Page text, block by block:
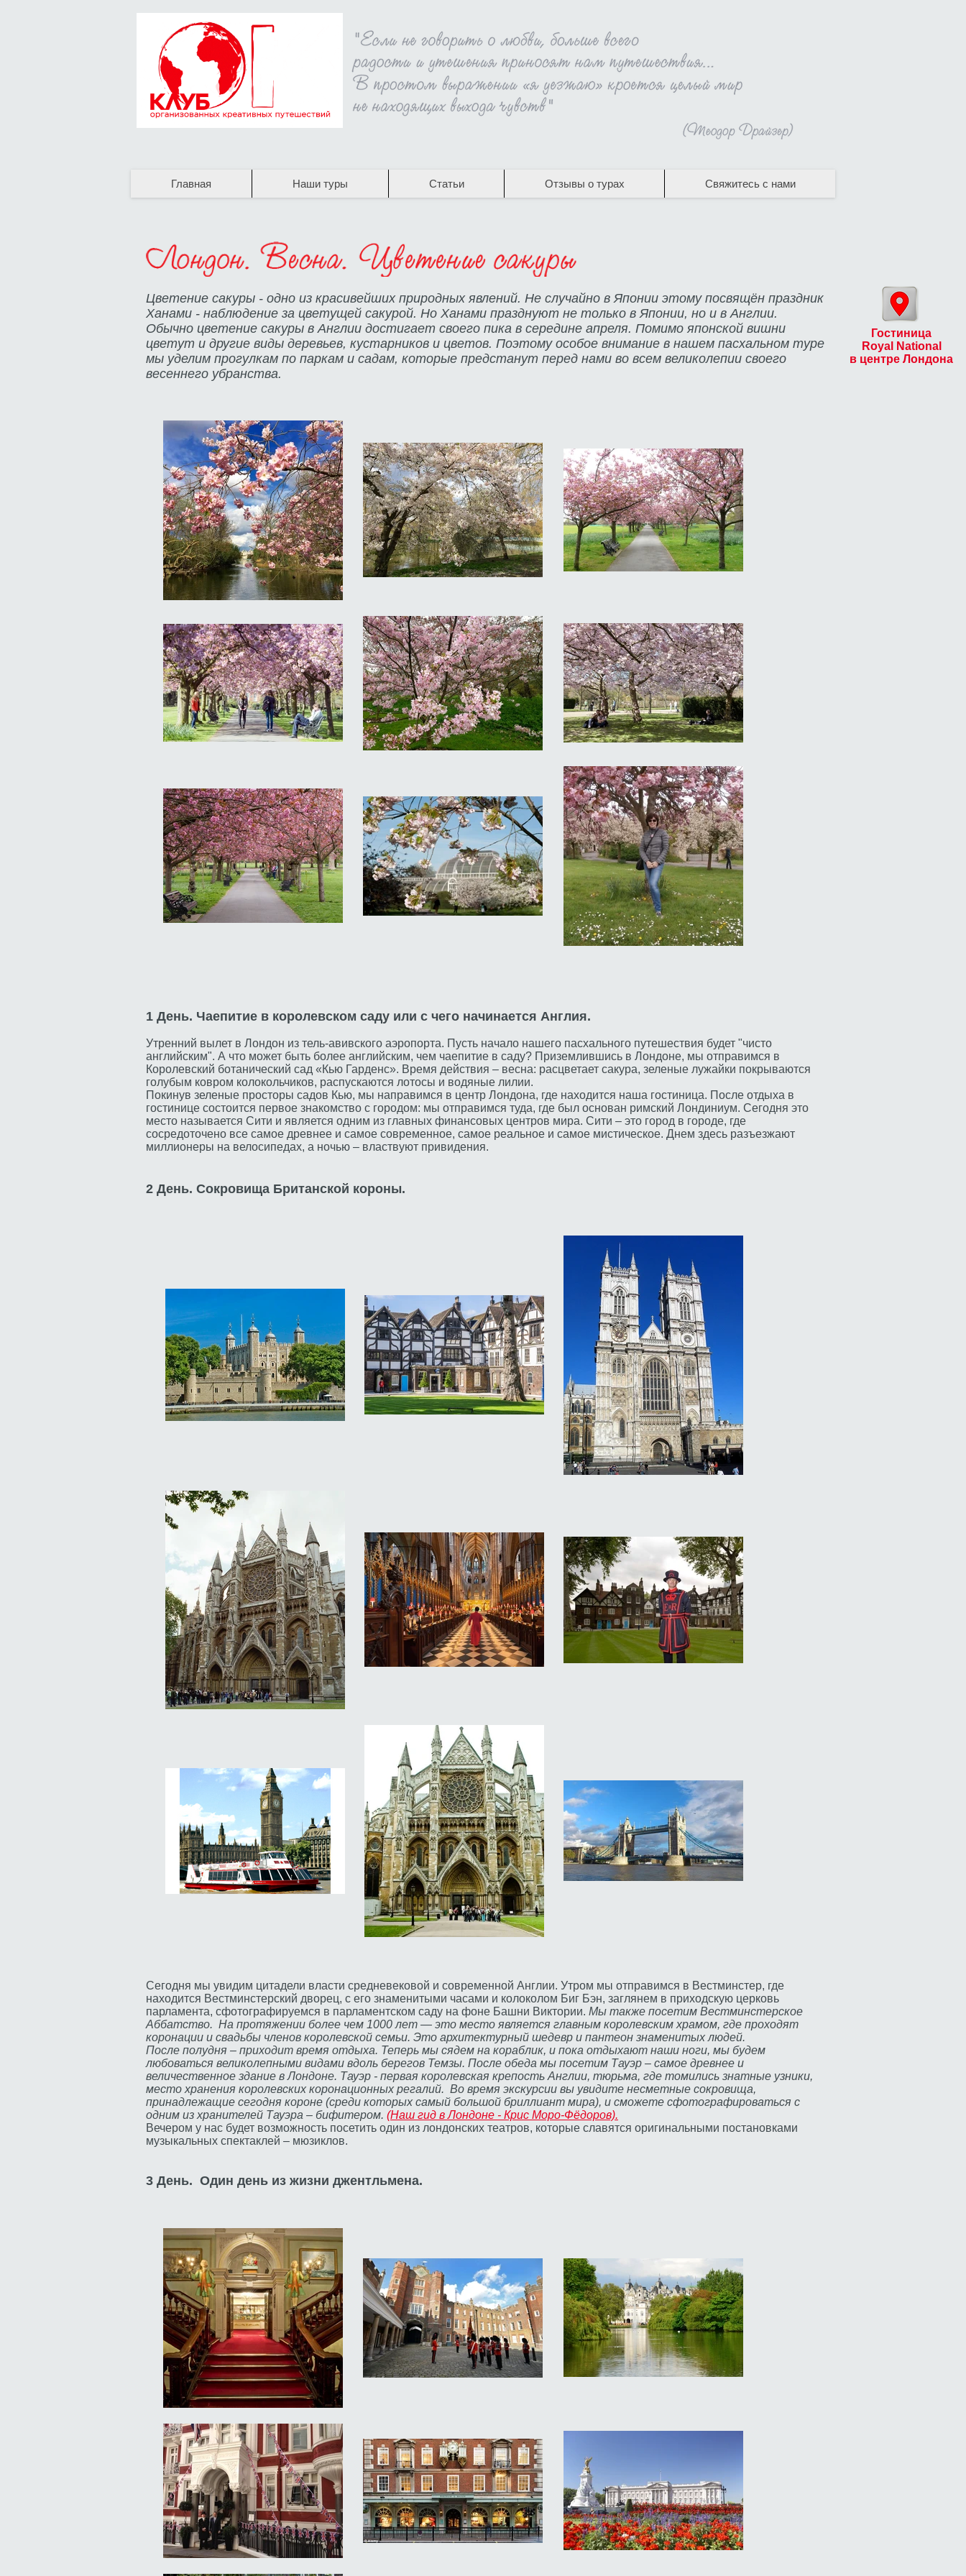
Главная Наши туры Статьи Отзывы о турах Свяжитесь с нами
Цветение сакуры - одно из красивейших природных явлений. Не случайно в Японии этому посвящён праздник
Ханами - наблюдение за цветущей сакурой. Но Ханами празднуют не только в Японии, но и в Англии.
Обычно цветение сакуры в Англии достигает своего пика в середине апреля. Помимо японской вишни
цветут и другие виды деревьев, кустарников и цветов. Поэтому особое внимание в нашем пасхальном туре
мы уделим прогулкам по паркам и садам, которые предстанут перед нами во всем великолепии своего
весеннего убранства.
Гостиница
Royal National
в центре Лондона
1 День. Чаепитие в королевском саду или с чего начинается Англия.
Утренний вылет в Лондон из тель-авивского аэропорта. Пусть начало нашего пасхального путешествия будет "чисто
английским". А что может быть более английским, чем чаепитие в саду? Приземлившись в Лондоне, мы отправимся в
Королевский ботанический сад «Кью Гарденс». Время действия – весна: расцветает сакура, зеленые лужайки покрываются
голубым ковром колокольчиков, распускаются лотосы и водяные лилии.
Покинув зеленые просторы садов Кью, мы направимся в центр Лондона, где находится наша гостиница. После отдыха в
гостинице состоится первое знакомство с городом: мы отправимся туда, где был основан римский Лондиниум. Сегодня это
место называется Сити и является одним из главных финансовых центров мира. Сити – это город в городе, где
сосредоточено все самое древнее и самое современное, самое реальное и самое мистическое. Днем здесь разъезжают
миллионеры на велосипедах, а ночью – властвуют привидения.
2 День. Сокровища Британской короны.
Сегодня мы увидим цитадели власти средневековой и современной Англии. Утром мы отправимся в Вестминстер, где
находится Вестминстерский дворец, с его знаменитыми часами и колоколом Биг Бэн, заглянем в приходскую церковь
парламента, сфотографируемся в парламентском саду на фоне Башни Виктории. Мы также посетим Вестминстерское
Аббатство. На протяжении более чем 1000 лет — это место является главным королевским храмом, где проходят
коронации и свадьбы членов королевской семьи. Это архитектурный шедевр и пантеон знаменитых людей.
После полудня – приходит время отдыха. Теперь мы сядем на кораблик, и пока отдыхают наши ноги, мы будем
любоваться великолепными видами вдоль берегов Темзы. После обеда мы посетим Тауэр – самое древнее и
величественное здание в Лондоне. Тауэр - первая королевская крепость Англии, тюрьма, где томились знатные узники,
место хранения королевских коронационных регалий. Во время экскурсии вы увидите несметные сокровища,
принадлежащие сегодня короне (среди которых самый большой бриллиант мира), и сможете сфотографироваться с
одним из хранителей Тауэра – бифитером. (Наш гид в Лондоне - Крис Моро-Фёдоров).
Вечером у нас будет возможность посетить один из лондонских театров, которые славятся оригинальными постановками
музыкальных спектаклей – мюзиклов.
3 День. Один день из жизни джентльмена.